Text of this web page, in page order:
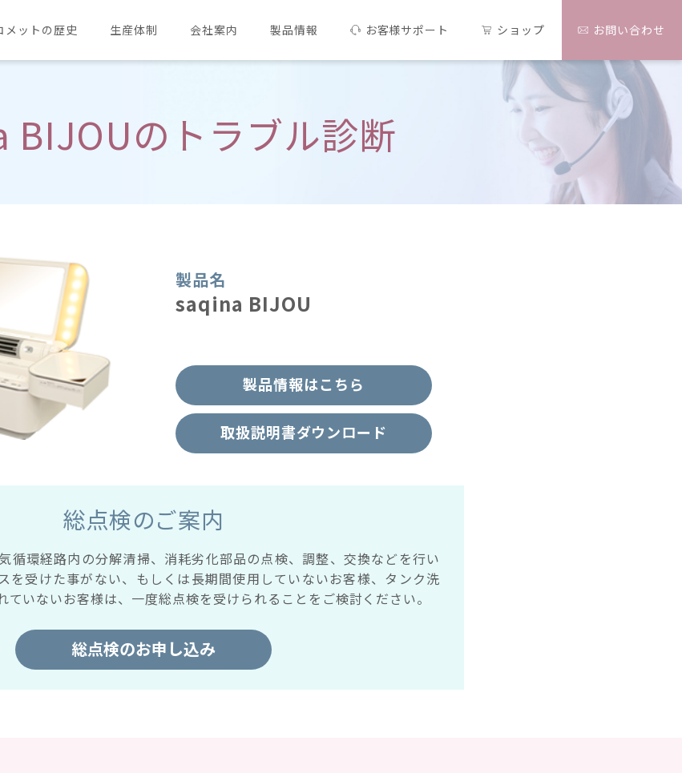
メットの歴史 生産体制 会社案内 製品情報 お客様サポート ショップ お問い合わせ
BIJOUの トラブル診断
製品名
saqina BIJOU
製品情報はこちら
取扱説明書ダウンロード
総点検のご案内
循環経路内の分解清掃、消耗劣化部品の点検、調整、交換などを行い
を受けた事がない、もしくは長期間使用していないお客様、タンク洗
ていないお客様は、一度総点検を受けられることをご検討ください。